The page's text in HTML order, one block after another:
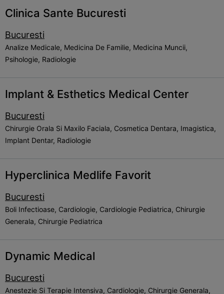
Clinica Sante Bucuresti
Bucuresti
Analize Medicale, Medicina De Familie, Medicina Muncii,
Psihologie, Radiologie
Implant & Esthetics Medical Center
Bucuresti
Chirurgie Orala Si Maxilo Faciala, Cosmetica Dentara, Imagistica,
Implant Dentar, Radiologie
Hyperclinica Medlife Favorit
Bucuresti
Boli Infectioase, Cardiologie, Cardiologie Pediatrica, Chirurgie
Generala, Chirurgie Pediatrica
Dynamic Medical
Bucuresti
Anestezie Si Terapie Intensiva, Cardiologie, Chirurgie Generala,